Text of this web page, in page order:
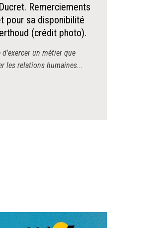
Remerciements
pour sa disponibilité
(crédit photo).
un métier que
les relations humaines...